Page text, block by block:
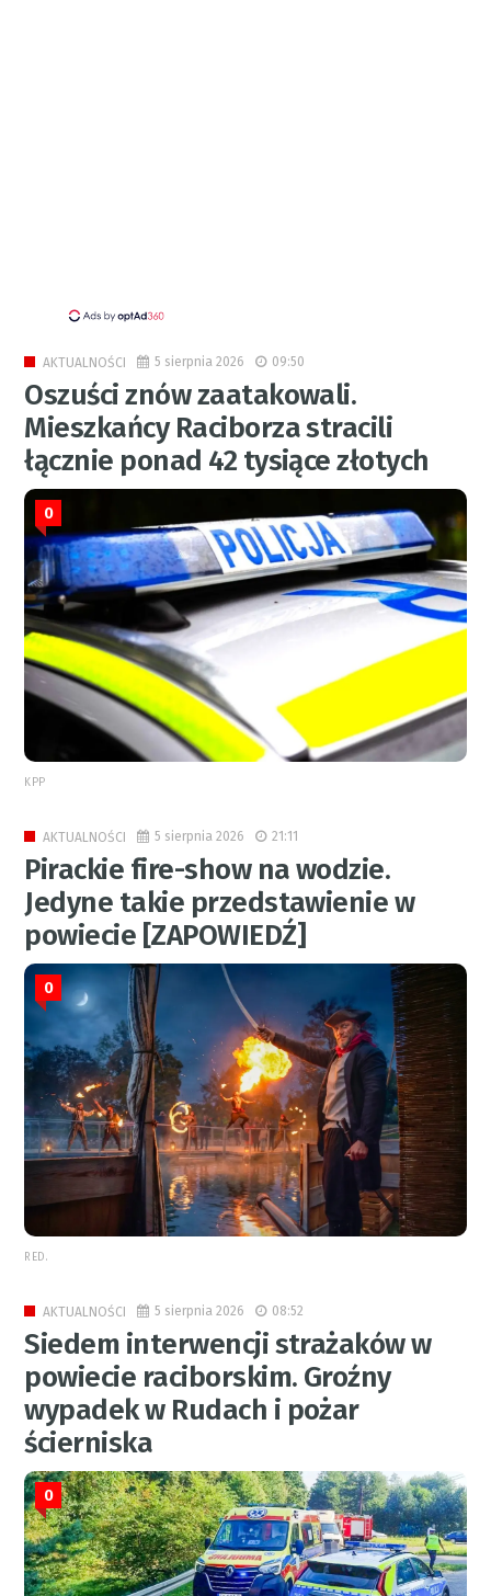
AKTUALNOŚCI 5 sierpnia 2026 09:50
Oszuści znów zaatakowali.
Mieszkańcy Raciborza stracili
łącznie ponad 42 tysiące złotych
0
KPP
AKTUALNOŚCI 5 sierpnia 2026 21:11
Pirackie fire-show na wodzie.
Jedyne takie przedstawienie w
powiecie [ZAPOWIEDŹ]
0
RED.
AKTUALNOŚCI 5 sierpnia 2026 08:52
Siedem interwencji strażaków w
powiecie raciborskim. Groźny
wypadek w Rudach i pożar
ścierniska
0